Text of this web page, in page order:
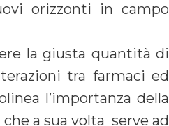
orizzonti in campo
la giusta quantità di
tra farmaci ed
l’importanza della
a sua volta serve ad